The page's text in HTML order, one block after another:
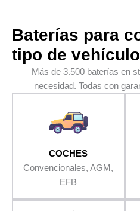
Baterías para
tipo de
Más de 3.500 baterías en
necesidad. Todas con
COCHES
Convencionales, AGM,
EFB